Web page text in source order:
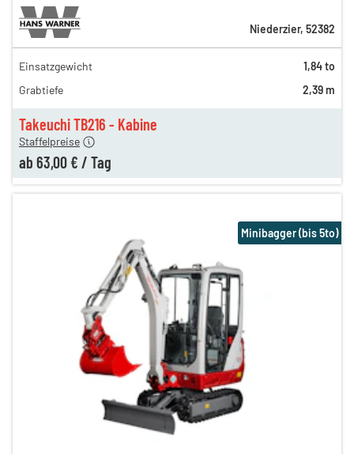
Takeuchi TB216 - Kabine
116,00 €
94,00 €
Staffelpreise
ab 63,00 € / Tag
Niederzier, 52382
Einsatzgewicht
1,84 to
Grabtiefe
2,39 m
Minibagger (bis 5to)